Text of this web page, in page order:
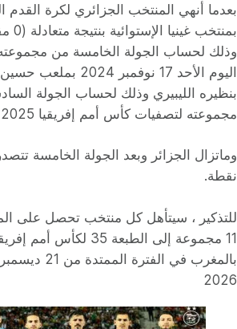
بعدما أنهي المنتخب الجزائري لكرة القدم
وذلك لحساب الجولة الخامسة من
اليوم الأحد 17
بنظيره الليبيري وذلك لحساب الجولة
مجموعته لتصفيات كأس أمم إفريقيا 2025 .
نقطة.
للتذكير ، سيتأهل كل منتخب تحصل على
2026